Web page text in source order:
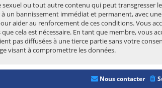
ou tout autre contenu qui peut transgresser
un bannissement immédiat et permanent, avec
aider au renforcement de ces conditions. Vous
cela est nécessaire. En tant que membre, vous
pas diffusées à une tierce partie sans votre
visant à compromettre les données.
Nous contacter